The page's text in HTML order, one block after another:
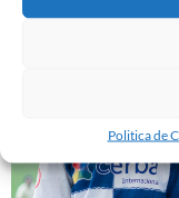
Politica de
𝑽𝒆𝒏𝒊𝒎 𝒅’𝒖𝒏𝒂 𝒈𝒓𝒂𝒏